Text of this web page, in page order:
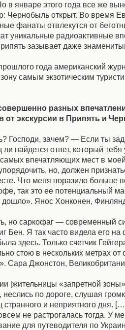
в январе этого года все же
Чернобыль открыт. Во время
фанаты отвлекутся от
уникальные радиоактивные
зазывает даже
года американский
самым экзотическим
разных
от экскурсии в Припять и
Господи, зачем? — Если ты
найдется ответ, который тебя
впечатляющих мест в
но, должен
Что меня поразило больше
так это ее потенциальный
дошло». Янос Хонконен,
но саркофаг — современный
Бен. Я так часто видела его на
здесь. Только счетчик
стою в нескольких метрах от
Сара Джонстон,
[жительницы «запретной
неслись по дороге, слушая
и неприятного дня.
не растрогалась тогда. У
для путеводителя по